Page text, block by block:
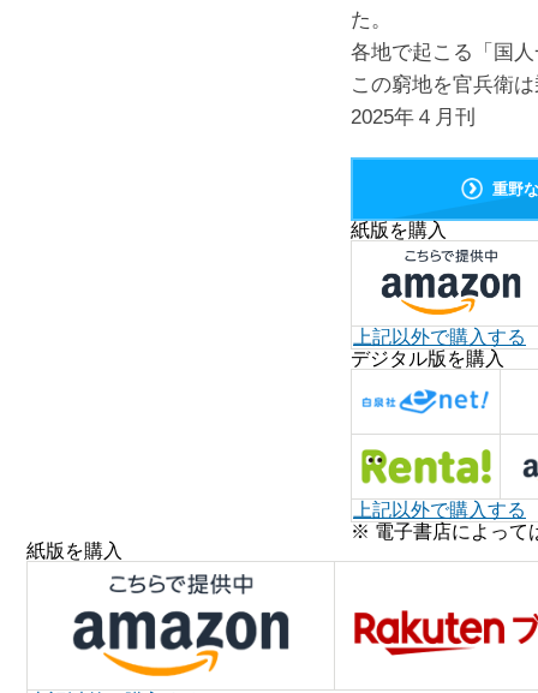
た。
各地で起こる「国
この窮地を官兵衛
2025年４月刊
重野
紙版を購入
上記以外で購入する
デジタル版を購入
上記以外で購入する
※ 電子書店によって
紙版を購入